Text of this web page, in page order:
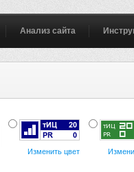
Анализ сайта
Изменить цвет